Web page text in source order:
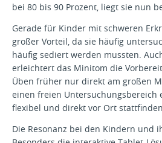
bei 80 bis 90 Prozent, liegt sie nun
Gerade für Kinder mit schweren
großer Vorteil, da sie häufig
häufig sediert werden mussten.
erleichtert das Minitom die
Üben früher nur direkt am großen
einen freien Untersuchungsbereich
flexibel und direkt vor Ort stattfinden.
Die Resonanz bei den Kindern und